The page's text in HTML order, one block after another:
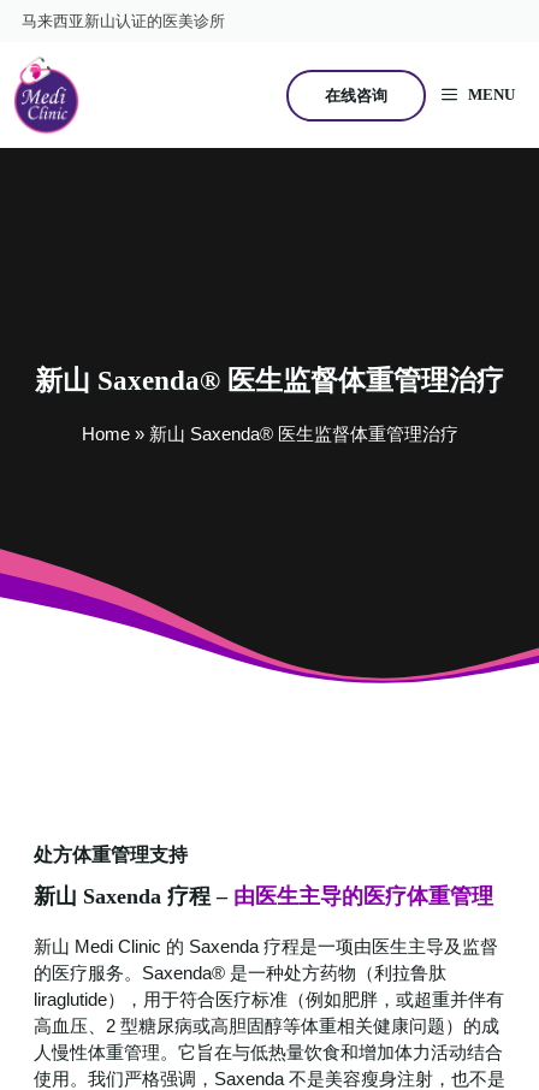
容
马来西亚新山认证的医美诊所
MENU
在线咨询
新山 Saxenda® 医生监督体重管理治疗
Home» 新山 Saxenda® 医生监督体重管理治疗
处方体重管理支持
新山 Saxenda 疗程 – 由医生主导的医疗体重管理
新山 Medi Clinic 的 Saxenda 疗程是一项由医生主导及监督
的医疗服务。Saxenda® 是一种处方药物（利拉鲁肽
liraglutide），用于符合医疗标准（例如肥胖，或超重并伴有
高血压、2 型糖尿病或高胆固醇等体重相关健康问题）的成
人慢性体重管理。它旨在与低热量饮食和增加体力活动结合
使用。我们严格强调，Saxenda 不是美容瘦身注射，也不是